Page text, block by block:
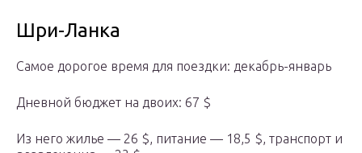
Шри-Ланка
Самое дорогое время для поездки: декабрь-январь
Дневной бюджет на двоих: 67 $
Из него жилье — 26 $, питание — 18,5 $, транспорт и